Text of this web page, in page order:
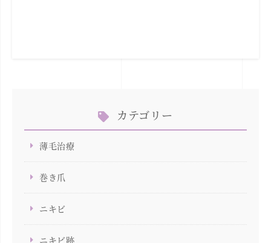
カテゴリー
薄毛治療
巻き爪
ニキビ
ニキビ跡